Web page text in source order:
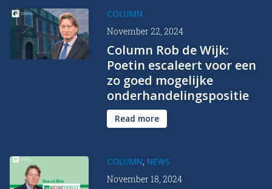
COLUMN
November 22, 2024
Column Rob de Wijk:
Poetin escaleert voor een
zo goed mogelijke
onderhandelingspositie
Read more
COLUMN, NEWS
November 18, 2024